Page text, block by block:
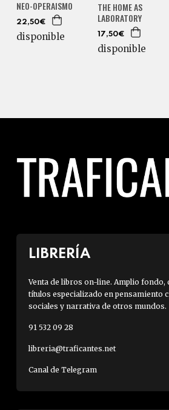
NEO-OPERAISMO
22,50€
disponible
THE HOME AS
LABORATORY
17,50€
disponible
LIBRERÍA
Venta de libros on-line. Amplio fondo,
títulos especializado en pensamiento
sociales y narrativa de otros mundos.
91 532 09 28
libreria@traficantes.net
Canal de Telegram